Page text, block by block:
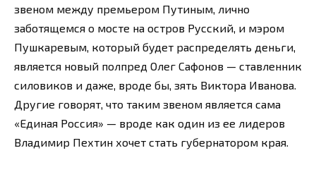
звеном между премьером Путиным, лично
заботящемся о мосте на остров Русский, и мэром
Пушкаревым, который будет распределять деньги,
является новый полпред Олег Сафонов — ставленник
силовиков и даже, вроде бы, зять Виктора Иванова.
Другие говорят, что таким звеном является сама
«Единая Россия» — вроде как один из ее лидеров
Владимир Пехтин хочет стать губернатором края.